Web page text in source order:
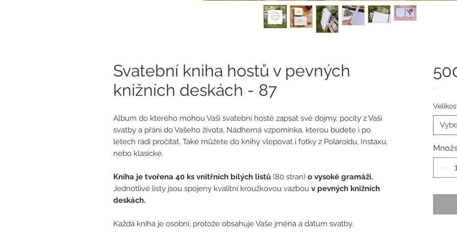
Svatební kniha hostů v pevných
knižních deskách - 87
Album do kterého mohou Vaši svatební hosté zapsat své dojmy, pocity z Vaší
svatby a přání do Vašeho života. Nádherná vzpomínka, kterou budete i po
letech rádi pročítat. Také můžete do knihy vlepovat i fotky z Polaroidu, Instaxu,
nebo klasické.
Kniha je tvořena 40 ks vnitřních bílých listů (80 stran) o vysoké gramáži.
Jednotlivé listy jsou spojeny kvalitní kroužkovou vazbou v pevných knižních
deskách.
Každá kniha je osobní, protože obsahuje Vaše jména a datum svatby.
.